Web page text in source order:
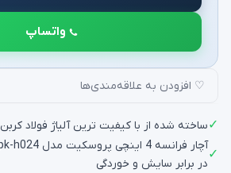
واتساپ
♡ افزودن به علاقه‌مندی‌ها
✓ساخته شده از با کیفیت ترین آلیاژ فولاد کربن s45c
✓
در برابر سایش و خوردگی